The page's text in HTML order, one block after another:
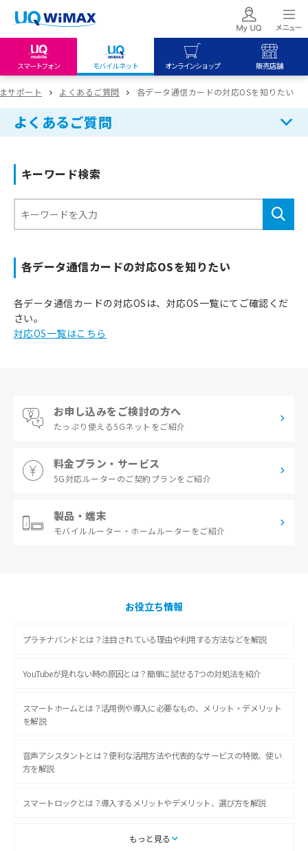
スマートフォン モバイルネット オンラインショップ 販売店舗
my UQ WiMAX
UQ WiMAX ご契約の方
My UQ mobile
UQ mobile
UQ mobile
オンラインショップ
UQ WiMAX
UQ mobile
販売店舗
UQ WiMAX
サポート よくあるご質問 各データ通信カードの対応OSを知りたい
よくあるご質問
キーワード検索
各データ通信カードの対応OSを知りたい
各データ通信カードの対応OSは、対応OS一覧にてご確認くだ
さい。
対応OS一覧はこちら
お申し込みをご検討の方へ
たっぷり使える5Gネットをご紹介
料金プラン・サービス
5G対応ルーターのご契約プランをご紹介
製品・端末
モバイルルーター・ ホームルーターをご紹介
お役立ち情報
プラチナバンドとは？注目されている理由や利用する方法などを解説
YouTubeが見れない時の原因とは？簡単に試せる7つの対処法を紹介
スマートホームとは？活用例や導入に必要なもの、メリット・デメリット
を解説
音声アシスタントとは？便利な活用方法や代表的なサービスの特徴、使い
方を解説
スマートロックとは？導入するメリットやデメリット、選び方を解説
スマートテレビとは？特徴や選び方、使い方をわかりやすく解説
もっと見る